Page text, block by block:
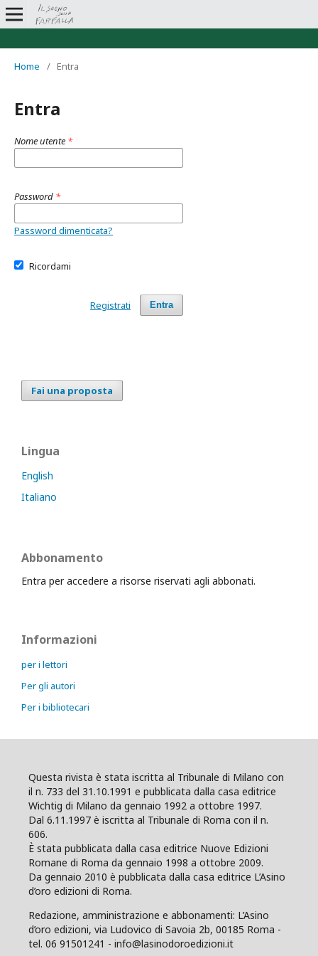
Home / Entra
Entra
Nome utente *
Password *
Password dimenticata?
Ricordami
Entra
Registrati
Fai una proposta
Lingua
English
Italiano
Abbonamento
Entra per accedere a risorse riservati agli abbonati.
Informazioni
per i lettori
Per gli autori
Per i bibliotecari
Questa rivista è stata iscritta al Tribunale di Milano con
il n. 733 del 31.10.1991 e pubblicata dalla casa editrice
Wichtig di Milano da gennaio 1992 a ottobre 1997.
Dal 6.11.1997 è iscritta al Tribunale di Roma con il n.
606.
È stata pubblicata dalla casa editrice Nuove Edizioni
Romane di Roma da gennaio 1998 a ottobre 2009.
Da gennaio 2010 è pubblicata dalla casa editrice L’Asino
d’oro edizioni di Roma.
Redazione, amministrazione e abbonamenti: L’Asino
d’oro edizioni, via Ludovico di Savoia 2b, 00185 Roma -
tel. 06 91501241 - info@lasinodoroedizioni.it